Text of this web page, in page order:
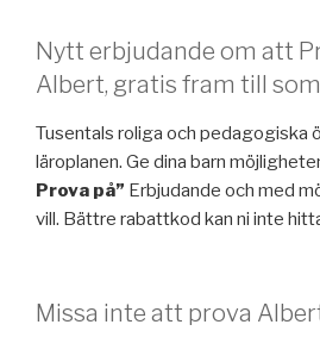
Nytt erbjudande om att
Albert, gratis fram till
Tusentals roliga och pedagogiska
läroplanen. Ge dina barn
Prova på” Erbjudande och med
vill. Bättre rabattkod kan ni inte
Missa inte att prova